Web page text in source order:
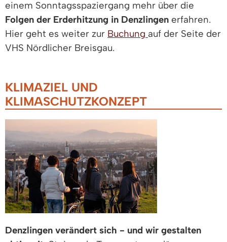
einem Sonntagsspaziergang mehr über die
Folgen der Erderhitzung in Denzlingen erfahren.
Hier geht es weiter zur Buchung auf der Seite der
VHS Nördlicher Breisgau.
KLIMAZIEL UND
KLIMASCHUTZKONZEPT
Denzlingen verändert sich - und wir gestalten